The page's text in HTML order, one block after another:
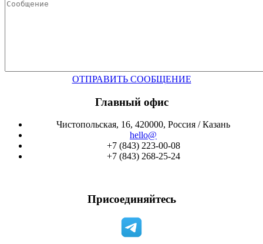
ОТПРАВИТЬ СООБЩЕНИЕ
Главный офис
Чистопольская, 16, 420000, Россия / Казань
hello@
+7 (843) 223-00-08
+7 (843) 268-25-24
Присоединяйтесь